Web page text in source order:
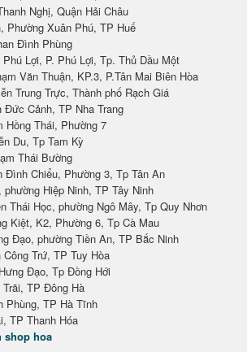
Nghị, Quận Hải Châu
Phường Xuân Phú, TP Huế
Đình Phùng
Lợi, P. Phú Lợi, Tp. Thủ Dầu Một
Văn Thuận, KP.3, P.Tân Mai Biên Hòa
Trung Trực, Thành phố Rạch Giá
Đức Cảnh, TP Nha Trang
Hồng Thái, Phường 7
Du, Tp Tam Kỳ
Thái Bường
Đình Chiểu, Phường 3, Tp Tân An
phường Hiệp Ninh, TP Tây Ninh
Thái Học, phường Ngô Mây, Tp Quy Nhơn
Kiệt, K2, Phường 6, Tp Cà Mau
Đạo, phường Tiền An, TP Bắc Ninh
Công Trứ, TP Tuy Hòa
Đạo, Tp Đồng Hới
Trãi, TP Đông Hà
Phùng, TP Hà Tĩnh
TP Thanh Hóa
shop hoa